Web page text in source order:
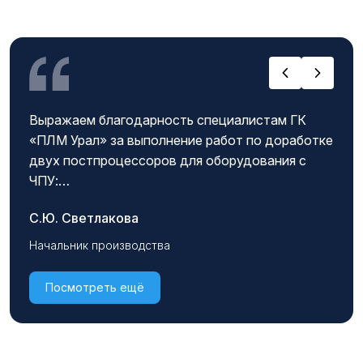
Выражаем благодарность специалистам ГК
«ПЛМ Урал» за выполнение работ по доработке
двух постпроцессоров для оборудования с
ЧПУ:
станок .Iirïine HQT08-580MU.
сотрудничества были оперативно выявлены и
управляющих программ. После внесенных
изменений постпроцессоры полностью
соответствуют техническим требованиям
С.Ю. Светлакова
Начальник производства
Посмотреть ещё